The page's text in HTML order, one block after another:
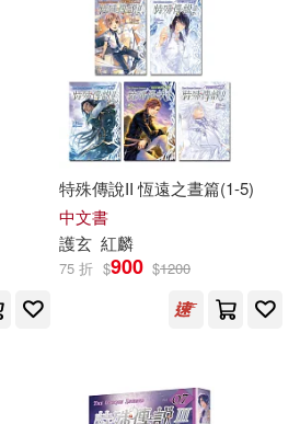
特殊傳說II 恆遠之晝篇(1-5)
中文書
護玄 紅麟
75 折 $900 $1200